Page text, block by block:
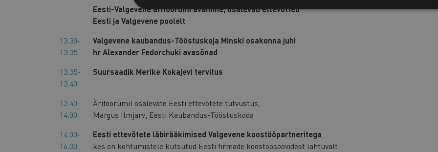
Eesti-Valgevene ärifoorumi avamine, osalevad ettevõtted
Eesti ja Valgevene poolelt
13.30-
13.35
Valgevene kaubandus-Tööstuskoja Minski osakonna juhi
hr Alexander Fedorchuki avasõnad
13.35-
13.40
Suursaadik Merike Kokajevi tervitus
13.40-
14.00
Ärifoorumil osalevate Eesti ettevõtete tutvustus,
Margus Ilmjarv, Eesti Kaubandus-Tööstuskoda
14.00-
16.30
Eesti ettevõtete läbirääkimised Valgevene koostööpartneritega,
kes on kohtumistele kutsutud Eesti firmade koostöösoovidest lähtuvalt.